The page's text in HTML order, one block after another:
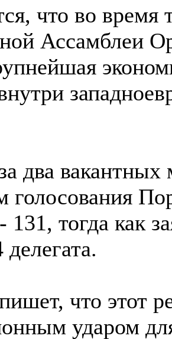
что во время
Ассамблеи
два вакантных
голосования
131, тогда как
что этот
ударом